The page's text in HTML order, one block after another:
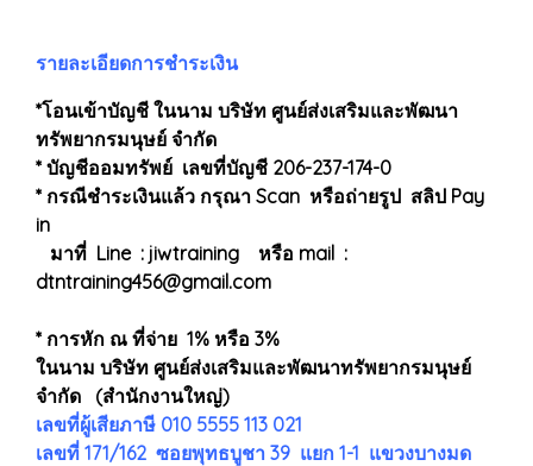
รายละเอียดการชำระเงิน
*โอนเข้าบัญชี ในนาม บริษัท ศูนย์ส่งเสริมและพัฒนา
ทรัพยากรมนุษย์ จำกัด
* บัญชีออมทรัพย์ เลขที่บัญชี 206-237-174-0
* กรณีชำระเงินแล้ว กรุณา Scan หรือถ่ายรูป สลิป Pay
in
มาที่ Line : jiwtraining หรือ mail :
dtntraining456@gmail.com
* การหัก ณ ที่จ่าย 1% หรือ 3%
ในนาม บริษัท ศูนย์ส่งเสริมและพัฒนาทรัพยากรมนุษย์
จำกัด (สำนักงานใหญ่)
เลขที่ผู้เสียภาษี 010 5555 113 021
เลขที่ 171/162 ซอยพุทธบูชา 39 แยก 1-1 แขวงบางมด